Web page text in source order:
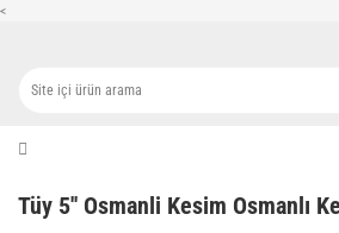
<
Tüy 5'' Osmanli Kesim Osmanlı